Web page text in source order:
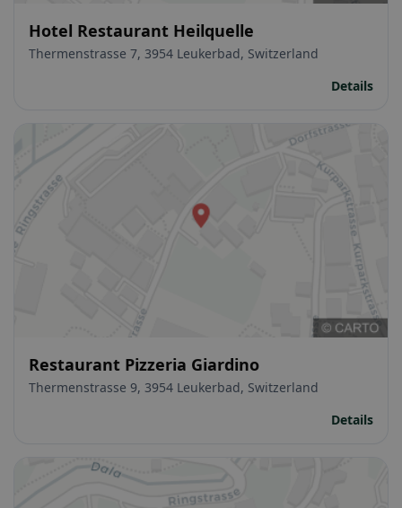
Hotel Restaurant Heilquelle
Thermenstrasse 7, 3954 Leukerbad, Switzerland
Details
Restaurant Pizzeria Giardino
Thermenstrasse 9, 3954 Leukerbad, Switzerland
Details